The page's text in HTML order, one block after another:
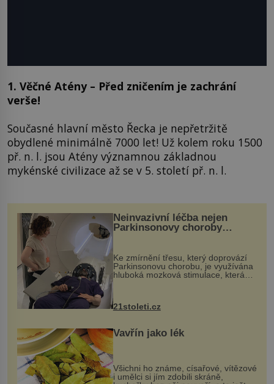
1. Věčné Atény – Před zničením je zachrání
verše!
Současné hlavní město Řecka je nepřetržitě
obydlené minimálně 7000 let! Už kolem roku 1500
př. n. l. jsou Atény významnou základnou
mykénské civilizace až se v 5. století př. n. l.
Neinvazivní léčba nejen
Parkinsonovy choroby
Ke zmírnění třesu, který doprovází
Parkinsonovu chorobu, je využívána
hluboká mozková stimulace, která
však vyžaduje vysoce invazivní
k dostatečně přesnému zacílení ...
21stoleti.cz
Vavřín jako lék
Všichni ho známe, císařové, vítězové
i umělci si jím zdobili skráně,